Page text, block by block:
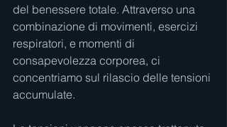
del benessere totale. Attraverso una
combinazione di movimenti, esercizi
respiratori, e momenti di
consapevolezza corporea, ci
concentriamo sul rilascio delle tensioni
accumulate.